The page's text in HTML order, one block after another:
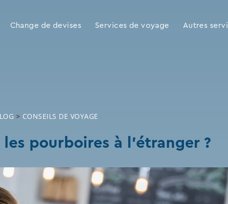
Change de devises Services de voyage Autres
> CONSEILS DE VOYAGE
pourboires à l’étranger ?